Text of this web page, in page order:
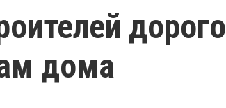
дорого
дома